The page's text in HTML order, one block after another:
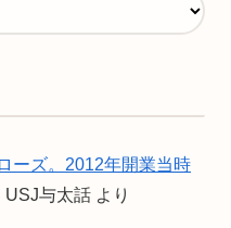
ーズ。2012年開業当時
USJ与太話 より